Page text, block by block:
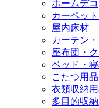
ホームデコ
カーペッ
屋内床材
カーテン
座布団・
ベッド・
こたつ用品
衣類収納
多目的収